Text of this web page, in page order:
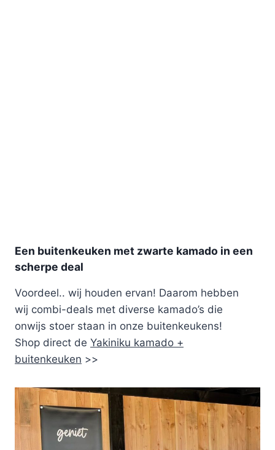
Een buitenkeuken met zwarte kamado in een
scherpe deal
Voordeel.. wij houden ervan! Daarom hebben
wij combi-deals met diverse kamado’s die
onwijs stoer staan in onze buitenkeukens!
Shop direct de Yakiniku kamado +
buitenkeuken >>